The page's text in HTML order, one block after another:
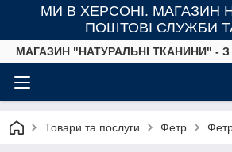
МИ В ХЕРСОНІ. МАГАЗИН
ПОШТОВІ СЛУЖБИ
МАГАЗИН "НАТУРАЛЬНІ ТКАНИНИ"
Товари та послуги Фетр